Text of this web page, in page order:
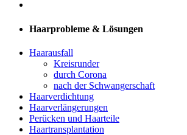
Haarprobleme & Lösungen
Haarausfall
Kreisrunder
durch Corona
nach der Schwangerschaft
Haarverdichtung
Haarverlängerungen
Perücken und Haarteile
Haartransplantation